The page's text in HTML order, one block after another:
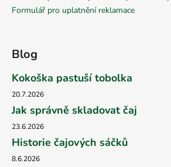
Formulář pro uplatnění reklamace
Blog
Kokoška pastuší tobolka
20.7.2026
Jak správně skladovat čaj
23.6.2026
Historie čajových sáčků
8.6.2026